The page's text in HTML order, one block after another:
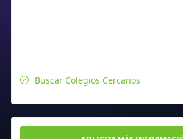
Buscar Colegios Cercanos